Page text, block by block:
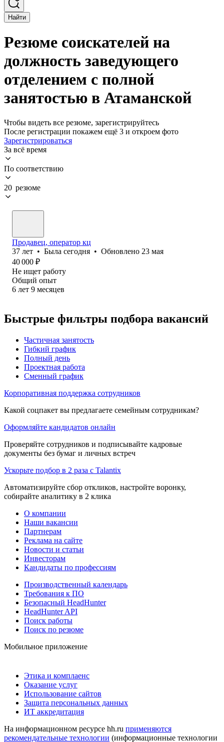
Найти
Резюме соискателей на
должность заведующего
отделением с полной
занятостью в Атаманской
Чтобы видеть все резюме, зарегистрируйтесь
После регистрации покажем ещё 3 и откроем фото
Зарегистрироваться
За всё время
По соответствию
20 резюме
Продавец, оператор кц
37 лет • Была сегодня • Обновлено 23 мая
40 000 ₽
Не ищет работу
Общий опыт
6 лет 9 месяцев
Быстрые фильтры подбора вакансий
Частичная занятость
Гибкий график
Полный день
Проектная работа
Сменный график
Корпоративная поддержка сотрудников
Какой соцпакет вы предлагаете семейным сотрудникам?
Оформляйте кандидатов онлайн
Проверяйте сотрудников и подписывайте кадровые
документы без бумаг и личных встреч
Ускорьте подбор в 2 раза с Talantix
Автоматизируйте сбор откликов, настройте воронку,
собирайте аналитику в 2 клика
О компании
Наши вакансии
Партнерам
Реклама на сайте
Новости и статьи
Инвесторам
Кандидаты по профессиям
Производственный календарь
Требования к ПО
Безопасный HeadHunter
HeadHunter API
Поиск работы
Поиск по резюме
Мобильное приложение
Этика и комплаенс
Оказание услуг
Использование сайтов
Защита персональных данных
ИТ аккредитация
На информационном ресурсе hh.ru применяются
рекомендательные технологии (информационные технологии